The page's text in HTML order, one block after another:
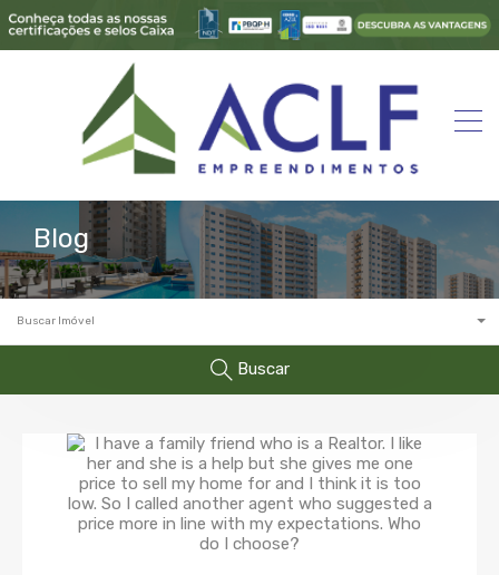
Blog
Buscar Imóvel
Buscar